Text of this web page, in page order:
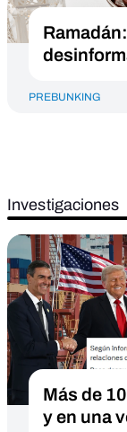
PREBUNKING
Investigaciones
Más de
y en una